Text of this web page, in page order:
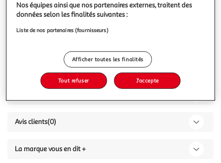
Notices et documents
Avis clients(0)
La marque vous en dit +
Nos équipes ainsi que nos partenaires externes, traitent des
données selon les finalités suivantes :
Liste de nos partenaires (fournisseurs)
Afficher toutes les finalités
Tout refuser J'accepte